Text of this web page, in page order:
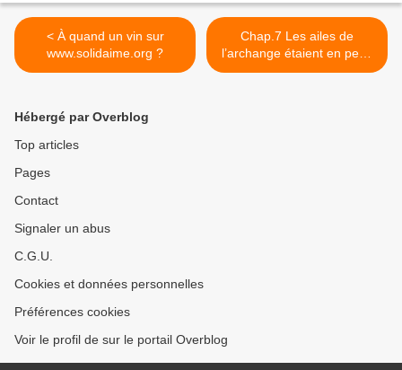
< À quand un vin sur
www.solidaime.org ?
Chap.7 Les ailes de
l’archange étaient en peau
de lapin, à la Fac de
Hébergé par Overblog
Top articles
Pages
Contact
Signaler un abus
C.G.U.
Cookies et données personnelles
Préférences cookies
Voir le profil de sur le portail Overblog